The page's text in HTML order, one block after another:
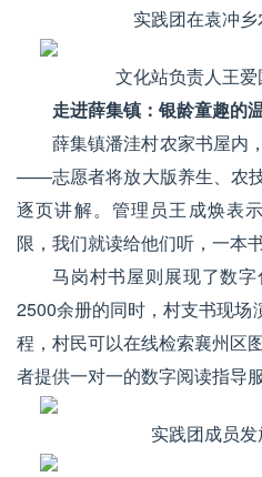
实践团在袁冲
文化站负责人王
走进薛集镇：银龄童趣的
薛集镇潘洼村农家书屋内
——志愿者将放大版养生、农
逐页讲解。管理员王成焕表
限，我们就读给他们听，一本
马岗村书屋则展现了数
2500余册的同时，村支书现
程，村民可以在线检索襄州区
者提供一对一的数字阅读指导服
实践团成员